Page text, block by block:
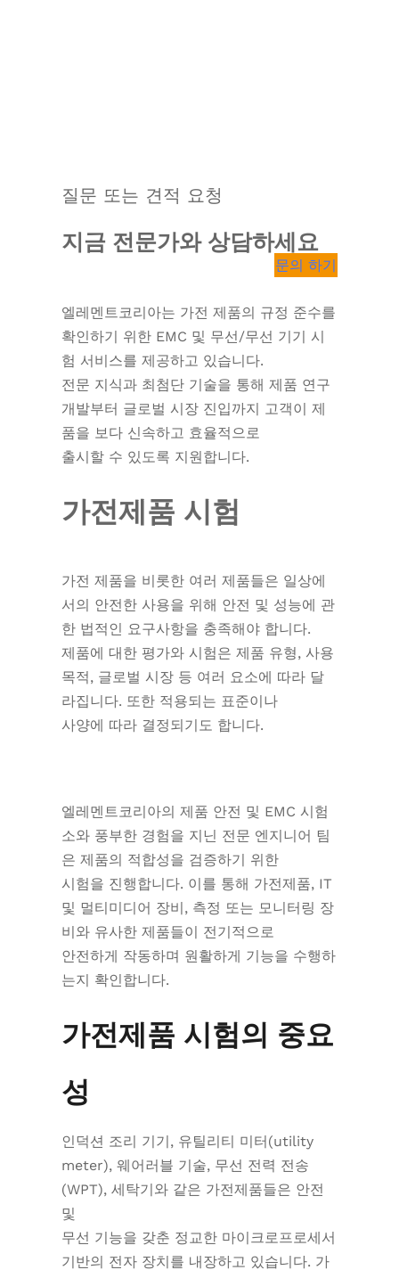
질문 또는 견적 요청
지금 전문가와 상담하세요
문의 하기
엘레멘트코리아는 가전 제품의 규정 준수를
확인하기 위한 EMC 및 무선/무선 기기 시
험 서비스를 제공하고 있습니다.
전문 지식과 최첨단 기술을 통해 제품 연구
개발부터 글로벌 시장 진입까지 고객이 제
품을 보다 신속하고 효율적으로
출시할 수 있도록 지원합니다.
가전제품 시험
가전 제품을 비롯한 여러 제품들은 일상에
서의 안전한 사용을 위해 안전 및 성능에 관
한 법적인 요구사항을 충족해야 합니다.
제품에 대한 평가와 시험은 제품 유형, 사용
목적, 글로벌 시장 등 여러 요소에 따라 달
라집니다. 또한 적용되는 표준이나
사양에 따라 결정되기도 합니다.
엘레멘트코리아의 제품 안전 및 EMC 시험
소와 풍부한 경험을 지닌 전문 엔지니어 팀
은 제품의 적합성을 검증하기 위한
시험을 진행합니다. 이를 통해 가전제품, IT
및 멀티미디어 장비, 측정 또는 모니터링 장
비와 유사한 제품들이 전기적으로
안전하게 작동하며 원활하게 기능을 수행하
는지 확인합니다.
가전제품 시험의 중요
성
인덕션 조리 기기, 유틸리티 미터(utility
meter), 웨어러블 기술, 무선 전력 전송
(WPT), 세탁기와 같은 가전제품들은 안전
및
무선 기능을 갖춘 정교한 마이크로프로세서
기반의 전자 장치를 내장하고 있습니다. 가